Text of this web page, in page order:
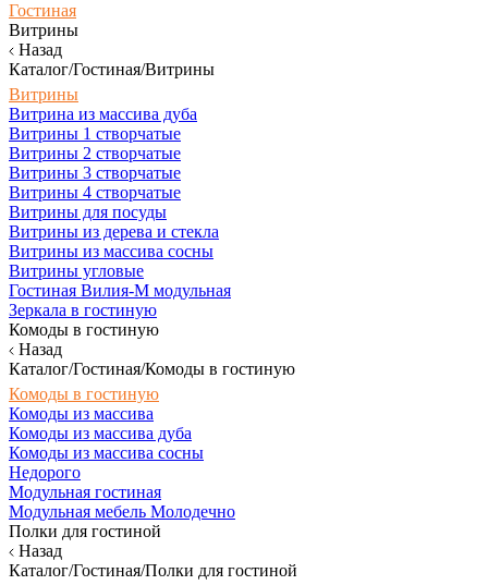
Гостиная
Витрины
Назад
Каталог/Гостиная/Витрины
Витрины
Витрина из массива дуба
Витрины 1 створчатые
Витрины 2 створчатые
Витрины 3 створчатые
Витрины 4 створчатые
Витрины для посуды
Витрины из дерева и стекла
Витрины из массива сосны
Витрины угловые
Гостиная Вилия-М модульная
Зеркала в гостиную
Комоды в гостиную
Назад
Каталог/Гостиная/Комоды в гостиную
Комоды в гостиную
Комоды из массива
Комоды из массива дуба
Комоды из массива сосны
Недорого
Модульная гостиная
Модульная мебель Молодечно
Полки для гостиной
Назад
Каталог/Гостиная/Полки для гостиной